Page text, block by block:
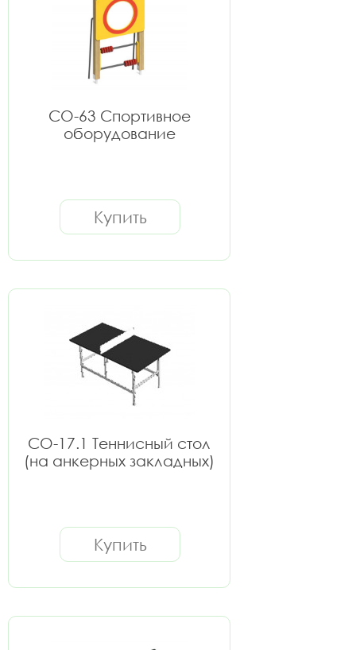
СО-63 Спортивное
оборудование
Купить
СО-17.1 Теннисный стол
(на анкерных закладных)
Купить